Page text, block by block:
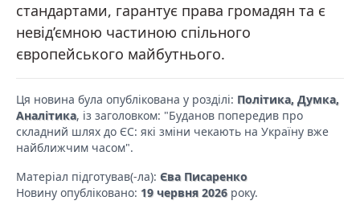
стандартами, гарантує права громадян та є
невід’ємною частиною спільного
європейського майбутнього.
Ця новина була опублікована у розділі: Політика, Думка,
Аналітика, із заголовком: "Буданов попередив про
складний шлях до ЄС: які зміни чекають на Україну вже
найближчим часом".
Матеріал підготував(-ла): Єва Писаренко
Новину опубліковано: 19 червня 2026року.